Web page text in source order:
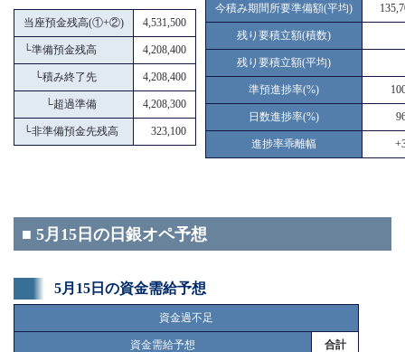
当座預金残高(①+②) 4,531,500
└準備預金残高 4,208,400
└積み終了先 4,208,400
└超過準備 4,208,300
└非準備預金先残高 323,100
今積み期間所要準備額(平均)
残り要積立額(積数)
残り要積立額(平均)
準預進捗率(%)
日数進捗率(%)
進捗率乖離幅
■ 5月15日の日銀オペ予想
5月15日の資金需給予想
資金過不足
資金需給予想
合計